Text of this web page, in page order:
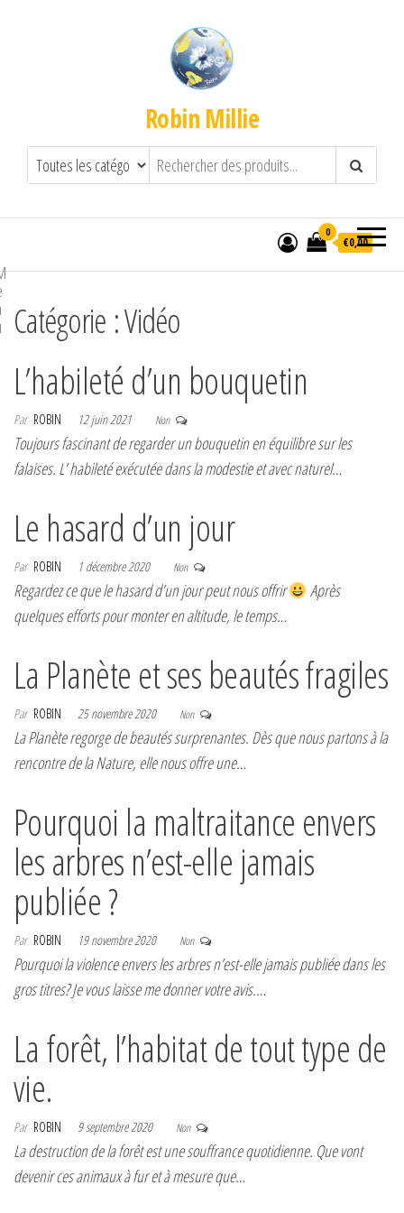
Robin Millie
0
€0,00
Catégorie :Vidéo
L’habileté d’un bouquetin
Par ROBIN 12 juin 2021 Non
Toujours fascinant de regarder un bouquetin en équilibre sur les
falaises. L’ habileté exécutée dans la modestie et avec naturel…
Le hasard d’un jour
Par ROBIN 1 décembre 2020 Non
Regardez ce que le hasard d’un jour peut nous offrir
Après
quelques efforts pour monter en altitude, le temps…
La Planète et ses beautés fragiles
Par ROBIN 25 novembre 2020 Non
La Planète regorge de beautés surprenantes. Dès que nous partons à la
rencontre de la Nature, elle nous offre une…
Pourquoi la maltraitance envers
les arbres n’est-elle jamais
publiée ?
Par ROBIN 19 novembre 2020 Non
Pourquoi la violence envers les arbres n’est-elle jamais publiée dans les
gros titres? Je vous laisse me donner votre avis.…
La forêt, l’habitat de tout type de
vie.
Par ROBIN 9 septembre 2020 Non
La destruction de la forêt est une souffrance quotidienne. Que vont
devenir ces animaux à fur et à mesure que…